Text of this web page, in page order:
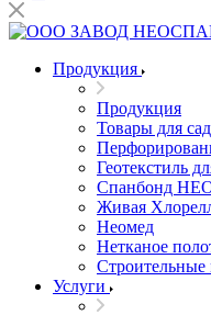
Продукция
Продукция
Товары для
Геотекстиль
Спанбонд
Живая
Нeомед
Нетканое
Строительные
Услуги